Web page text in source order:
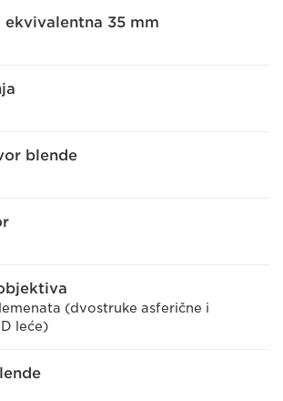
ekvivalentna 35 mm
blende
(dvostruke asferične i
leće)